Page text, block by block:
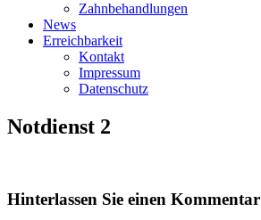
Zahnbehandlungen
News
Erreichbarkeit
Kontakt
Impressum
Datenschutz
Notdienst 2
Hinterlassen Sie einen Kommentar